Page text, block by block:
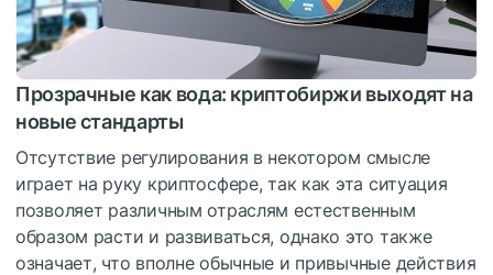
Прозрачные как вода: криптобиржи выходят на
новые стандарты
Отсутствие регулирования в некотором смысле
играет на руку криптосфере, так как эта ситуация
позволяет различным отраслям естественным
образом расти и развиваться, однако это также
означает, что вполне обычные и привычные действия